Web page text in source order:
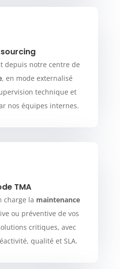
depuis notre centre de
, en mode externalisé
technique et
nos équipes internes.
TMA
charge la maintenance
ou préventive de vos
critiques, avec
qualité et SLA.